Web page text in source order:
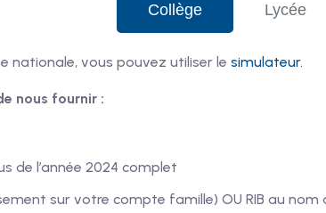
Collège Lycée
nationale, vous pouvez utiliser le simulateur.
nous fournir :
de l’année 2024 complet
sur votre compte famille) OU RIB au